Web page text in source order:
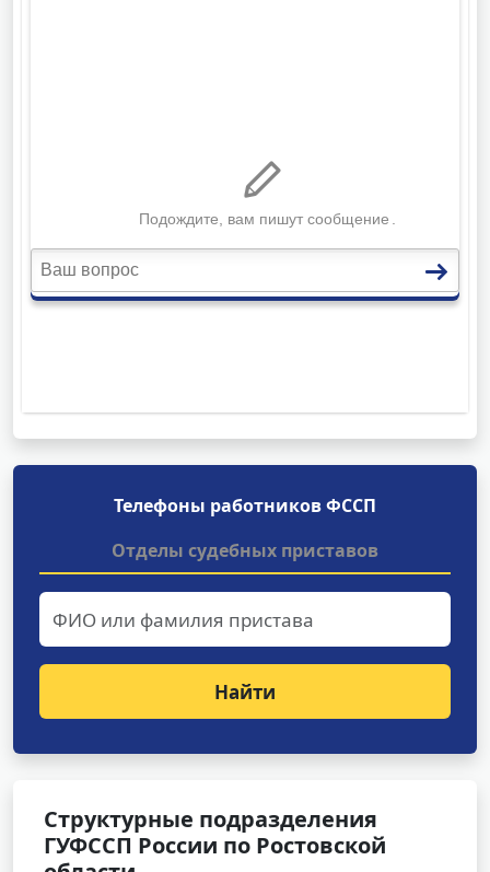
Телефоны работников ФССП
Отделы судебных приставов
Найти
Структурные подразделения
ГУФССП России по Ростовской